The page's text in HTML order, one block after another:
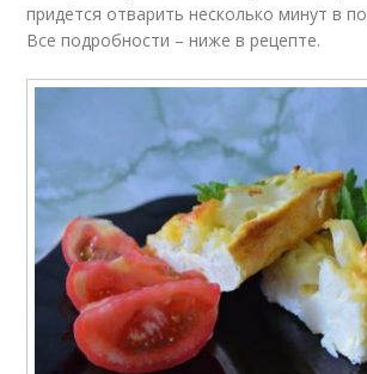
придется отварить несколько минут в
Все подробности – ниже в рецепте.